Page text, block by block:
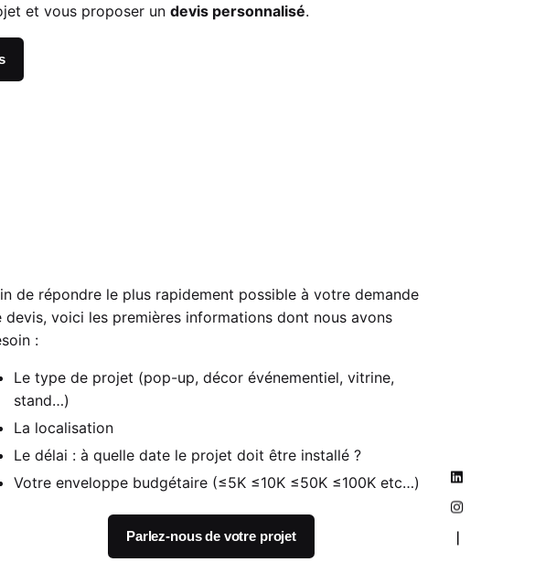
et vous proposer un devis personnalisé.
de répondre le plus rapidement possible à votre demande
devis, voici les premières informations dont nous avons
:
Le type de projet (pop-up, décor événementiel, vitrine,
stand…)
La localisation
Le délai : à quelle date le projet doit être installé ?
Votre enveloppe budgétaire (≤5K ≤10K ≤50K ≤100K etc…)
Parlez-nous de votre projet